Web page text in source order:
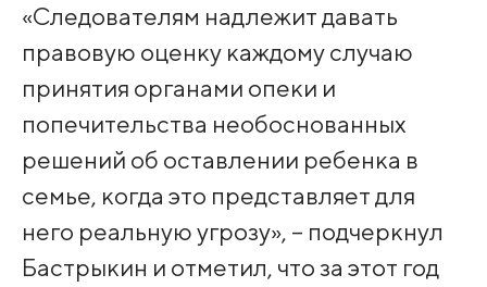
«Следователям надлежит давать
правовую оценку каждому случаю
принятия органами опеки и
попечительства необоснованных
решений об оставлении ребенка в
семье, когда это представляет для
него реальную угрозу», – подчеркнул
Бастрыкин и отметил, что за этот год